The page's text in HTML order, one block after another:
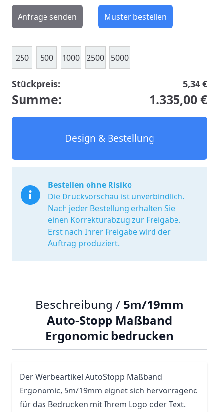
Anfrage senden Muster bestellen
250 500 1000 2500 5000
Stückpreis: 5,34 €
Summe: 1.335,00 €
Design & Bestellung
Bestellen ohne Risiko
Die Druckvorschau ist unverbindlich.
Nach jeder Bestellung erhalten Sie
einen Korrekturabzug zur Freigabe.
Erst nach Ihrer Freigabe wird der
Auftrag produziert.
Beschreibung / 5m/19mm
Auto-Stopp Maßband
Ergonomic bedrucken
Der Werbeartikel AutoStopp Maßband
Ergonomic, 5m/19mm eignet sich hervorragend
für das Bedrucken mit Ihrem Logo oder Text.